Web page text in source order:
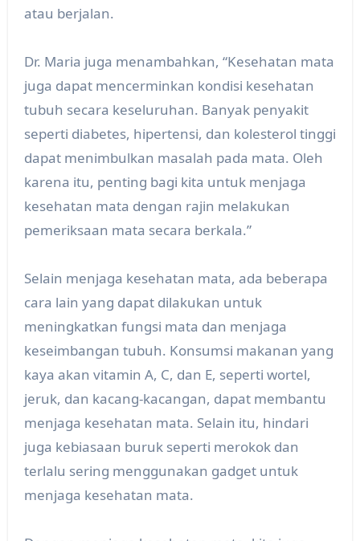
atau berjalan.
Dr. Maria juga menambahkan, “Kesehatan mata
juga dapat mencerminkan kondisi kesehatan
tubuh secara keseluruhan. Banyak penyakit
seperti diabetes, hipertensi, dan kolesterol tinggi
dapat menimbulkan masalah pada mata. Oleh
karena itu, penting bagi kita untuk menjaga
kesehatan mata dengan rajin melakukan
pemeriksaan mata secara berkala.”
Selain menjaga kesehatan mata, ada beberapa
cara lain yang dapat dilakukan untuk
meningkatkan fungsi mata dan menjaga
keseimbangan tubuh. Konsumsi makanan yang
kaya akan vitamin A, C, dan E, seperti wortel,
jeruk, dan kacang-kacangan, dapat membantu
menjaga kesehatan mata. Selain itu, hindari
juga kebiasaan buruk seperti merokok dan
terlalu sering menggunakan gadget untuk
menjaga kesehatan mata.